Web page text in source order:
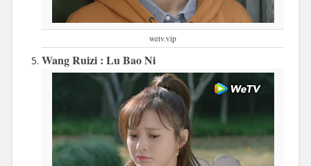
wetv.vip
Wang Ruizi : Lu Bao Ni